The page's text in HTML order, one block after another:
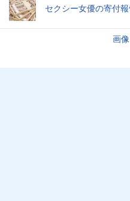
セクシー女優の寄付
画